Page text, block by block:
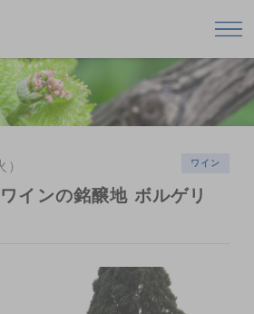
ワイン
インの銘醸地 ボルゲリ